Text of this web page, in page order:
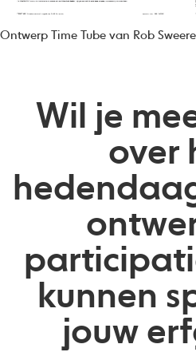
Ontwerp Time Tube van Rob Sweere
Wil je
over
kunnen
jouw